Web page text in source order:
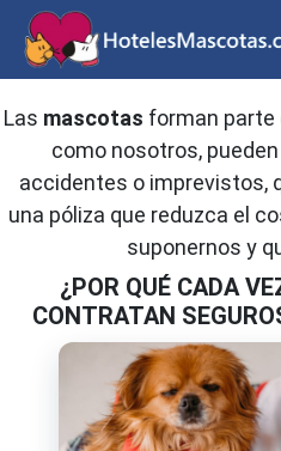
¿Cuánto cuesta
Las mascotas forman parte
como nosotros,
accidentes o imprevistos,
una póliza que reduzca el
suponernos y
¿POR QUÉ CADA
CONTRATAN